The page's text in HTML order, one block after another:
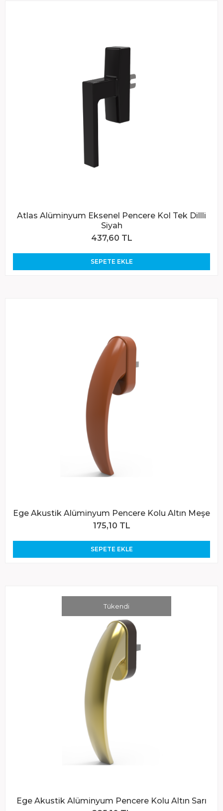
Atlas Alüminyum Eksenel Pencere Kol Tek Dillli
Siyah
437,60 TL
SEPETE EKLE
Ege Akustik Alüminyum Pencere Kolu Altın Meşe
175,10 TL
SEPETE EKLE
Tükendi
Ege Akustik Alüminyum Pencere Kolu Altın Sarı